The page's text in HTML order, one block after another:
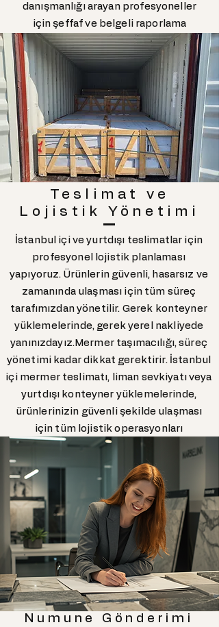
danışmanlığı arayan profesyoneller
için şeffaf ve belgeli raporlama
sunuyoruz. Tüm süreç, hem yerli
üretim hem de ithal levhalar için aynı
hassasiyetle yürütülür.
Teslimat ve
Lojistik Yönetimi
İstanbul içi ve yurtdışı teslimatlar için
profesyonel lojistik planlaması
yapıyoruz. Ürünlerin güvenli, hasarsız ve
zamanında ulaşması için tüm süreç
tarafımızdan yönetilir. Gerek konteyner
yüklemelerinde, gerek yerel nakliyede
yanınızdayız.Mermer taşımacılığı, süreç
yönetimi kadar dikkat gerektirir. İstanbul
içi mermer teslimatı, liman sevkiyatı veya
yurtdışı konteyner yüklemelerinde,
ürünlerinizin güvenli şekilde ulaşması
için tüm lojistik operasyonları
üstleniyoruz. İstanbul'da levha mermer
lojistik hizmeti arayan firmalar için, hem
zamanında teslimat hem de hasarsız
taşıma konusunda güvenilir çözümler
sunuyoruz.
Numune Gönderimi